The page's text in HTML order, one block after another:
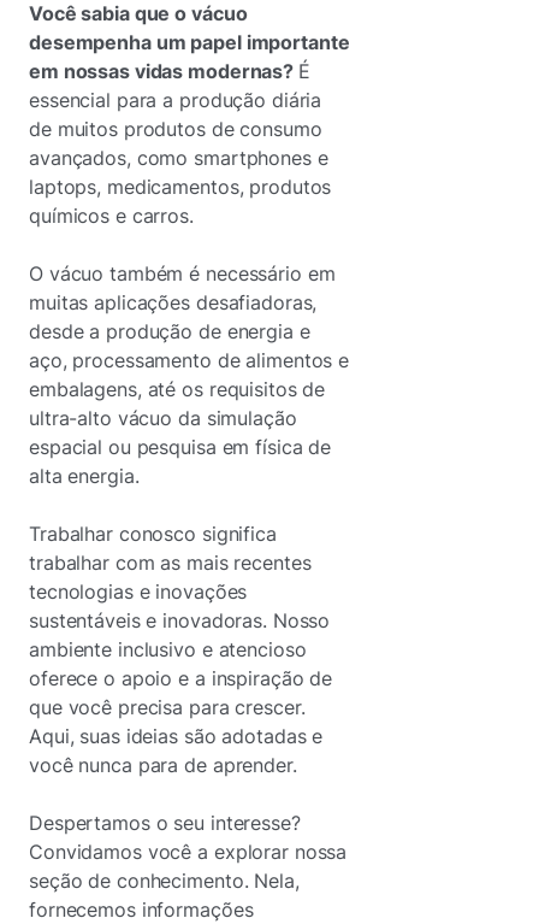
Você sabia que o vácuo
desempenha um papel importante
em nossas vidas modernas? É
essencial para a produção diária
de muitos produtos de consumo
avançados, como smartphones e
laptops, medicamentos, produtos
químicos e carros.
O vácuo também é necessário em
muitas aplicações desafiadoras,
desde a produção de energia e
aço, processamento de alimentos e
embalagens, até os requisitos de
ultra-alto vácuo da simulação
espacial ou pesquisa em física de
alta energia.
Trabalhar conosco significa
trabalhar com as mais recentes
tecnologias e inovações
sustentáveis e inovadoras. Nosso
ambiente inclusivo e atencioso
oferece o apoio e a inspiração de
que você precisa para crescer.
Aqui, suas ideias são adotadas e
você nunca para de aprender.
Despertamos o seu interesse?
Convidamos você a explorar nossa
seção de conhecimento. Nela,
fornecemos informações